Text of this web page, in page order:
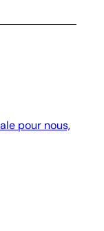
pour nous,